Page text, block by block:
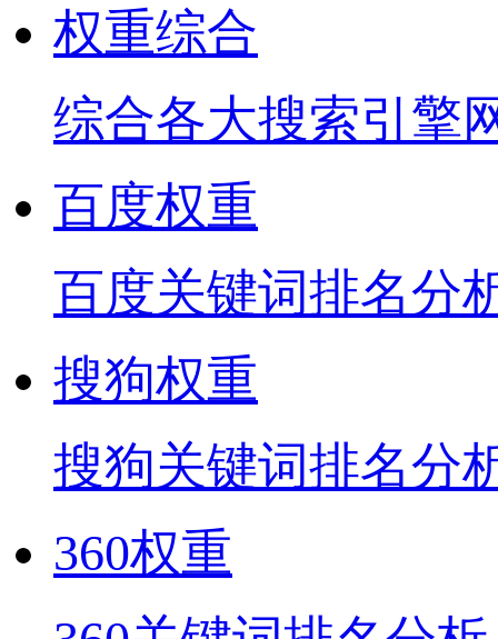
权重综合
综合各大搜索引擎
百度权重
百度关键词排名分
搜狗权重
搜狗关键词排名分
360权重